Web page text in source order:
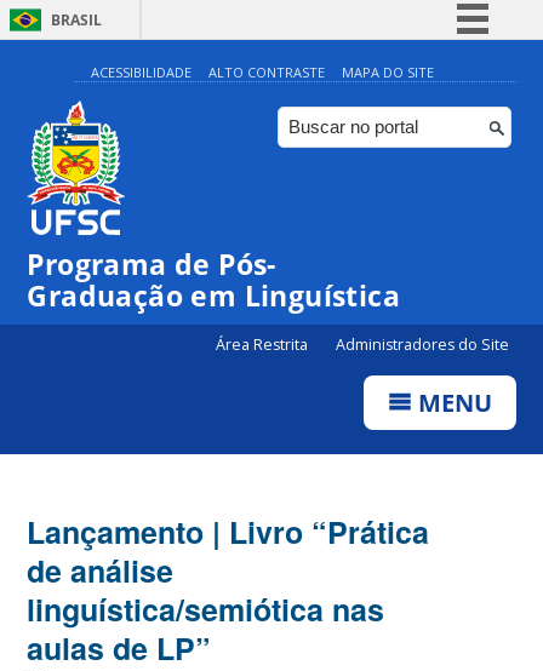
BRASIL
Simplifique!
Comunica BR
Participe
ACESSIBILIDADE ALTO CONTRASTE MAPA DO SITE
Programa de Pós-
Graduação em Linguística
Área Restrita Administradores do Site
MENU
Lançamento | Livro “Prática
de análise
linguística/semiótica nas
aulas de LP”